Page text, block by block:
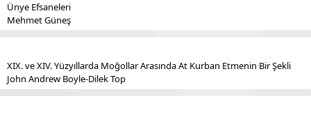
Ünye Efsaneleri
Mehmet Güneş
XIX. ve XIV. Yüzyıllarda Moğollar Arasında At Kurban Etmenin Bir Şekli
John Andrew Boyle-Dilek Top